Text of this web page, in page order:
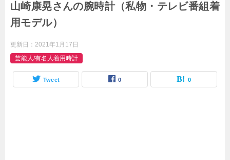
山崎康晃さんの腕時計（私物・テレビ番組着
用モデル）
更新日： 2021年1月17日
芸能人/有名人着用時計
Tweet 0 0